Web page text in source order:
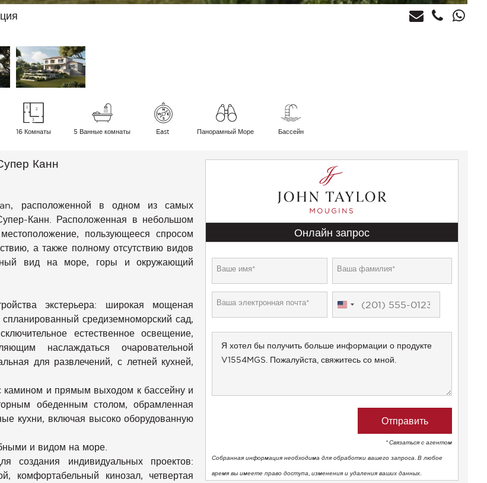
16 Комнаты 5 Ванные комнаты East Панорамный Море Бассейн
Канн
расположенной в одном из самых
Канн. Расположенная в небольшом
пользующееся спросом
а также полному отсутствию видов
вид на море, горы и окружающий
экстерьера: широкая мощеная
средиземноморский сад,
естественное освещение,
наслаждаться очаровательной
для развлечений, с летней кухней,
камином и прямым выходом к бассейну и
обеденным столом, обрамленная
кухни, включая высоко оборудованную
и видом на море.
создания индивидуальных проектов:
комфортабельный кинозал, четвертая
Онлайн запрос
United
* Связаться с агентом
Собранная информация необходима для обработки вашего запроса. В любое
время вы имеете право доступа, изменения и удаления ваших данных.